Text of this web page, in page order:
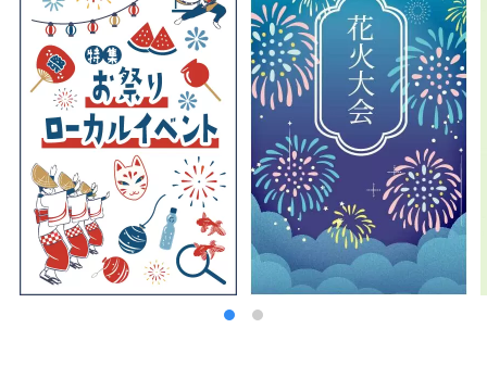
ムベビーの宿」認定。赤ちゃん・お子様連れも
安心してお寛ぎいただけます。 公式HP：
https://www.midoriya-ryokan.jp/yumura/ 兵
庫県美方郡新温泉町湯1326 ・別所温泉 緑屋
長野県上田市別所温泉に2023年8月グランド
オープン。世界的庭園デザイナー石原和幸氏監
修。石原氏が英国チェルシーフラワーショーで
金メダルを受賞した庭園を再現。四季折々の庭
園風景が楽しめる、内湯と露天風呂がセットに
なった３つの貸切専用風呂は源泉かけ流しでお
楽しみいただけます。夕食は季節会席をご用
意。 緑に囲まれた空間で過ごす、極上の”くつ
ろぎ時間”。ご家族や仲間と訪れるのはもちろ
ん、一人旅にもおすすめです。 公式HP：
https://www.midoriya-ryokan.jp/bessho/ 長